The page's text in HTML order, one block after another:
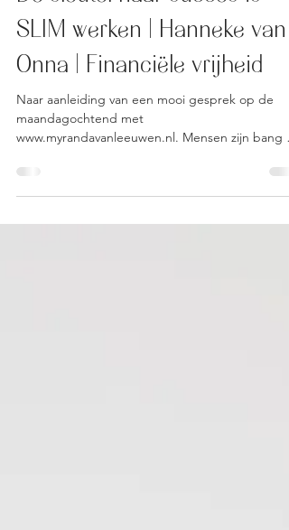
De sleutel naar succes is
SLIM werken | Hanneke van
Onna | Financiële vrijheid
Naar aanleiding van een mooi gesprek op de
www.myrandavanleeuwen.nl. Mensen zijn bang
in actie te komen en een...